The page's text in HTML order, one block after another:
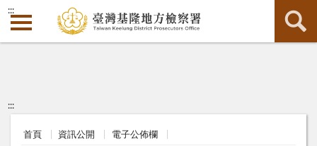
:::
:::
首頁 資訊公開 電子公佈欄